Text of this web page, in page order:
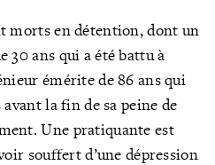
morts en détention, dont un
30 ans qui a été battu à
émérite de 86 ans qui
la fin de sa peine de
Une pratiquante est
souffert d’une dépression